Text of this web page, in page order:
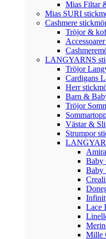
Mias Filtar
Mias SURI
Cashmere
Tröjor &
LANGYARNS
Tröjor
Cardigans
Herr
Barn &
Tröjor
Västar &
Strumpor
Baby
Baby
Lace
Mille